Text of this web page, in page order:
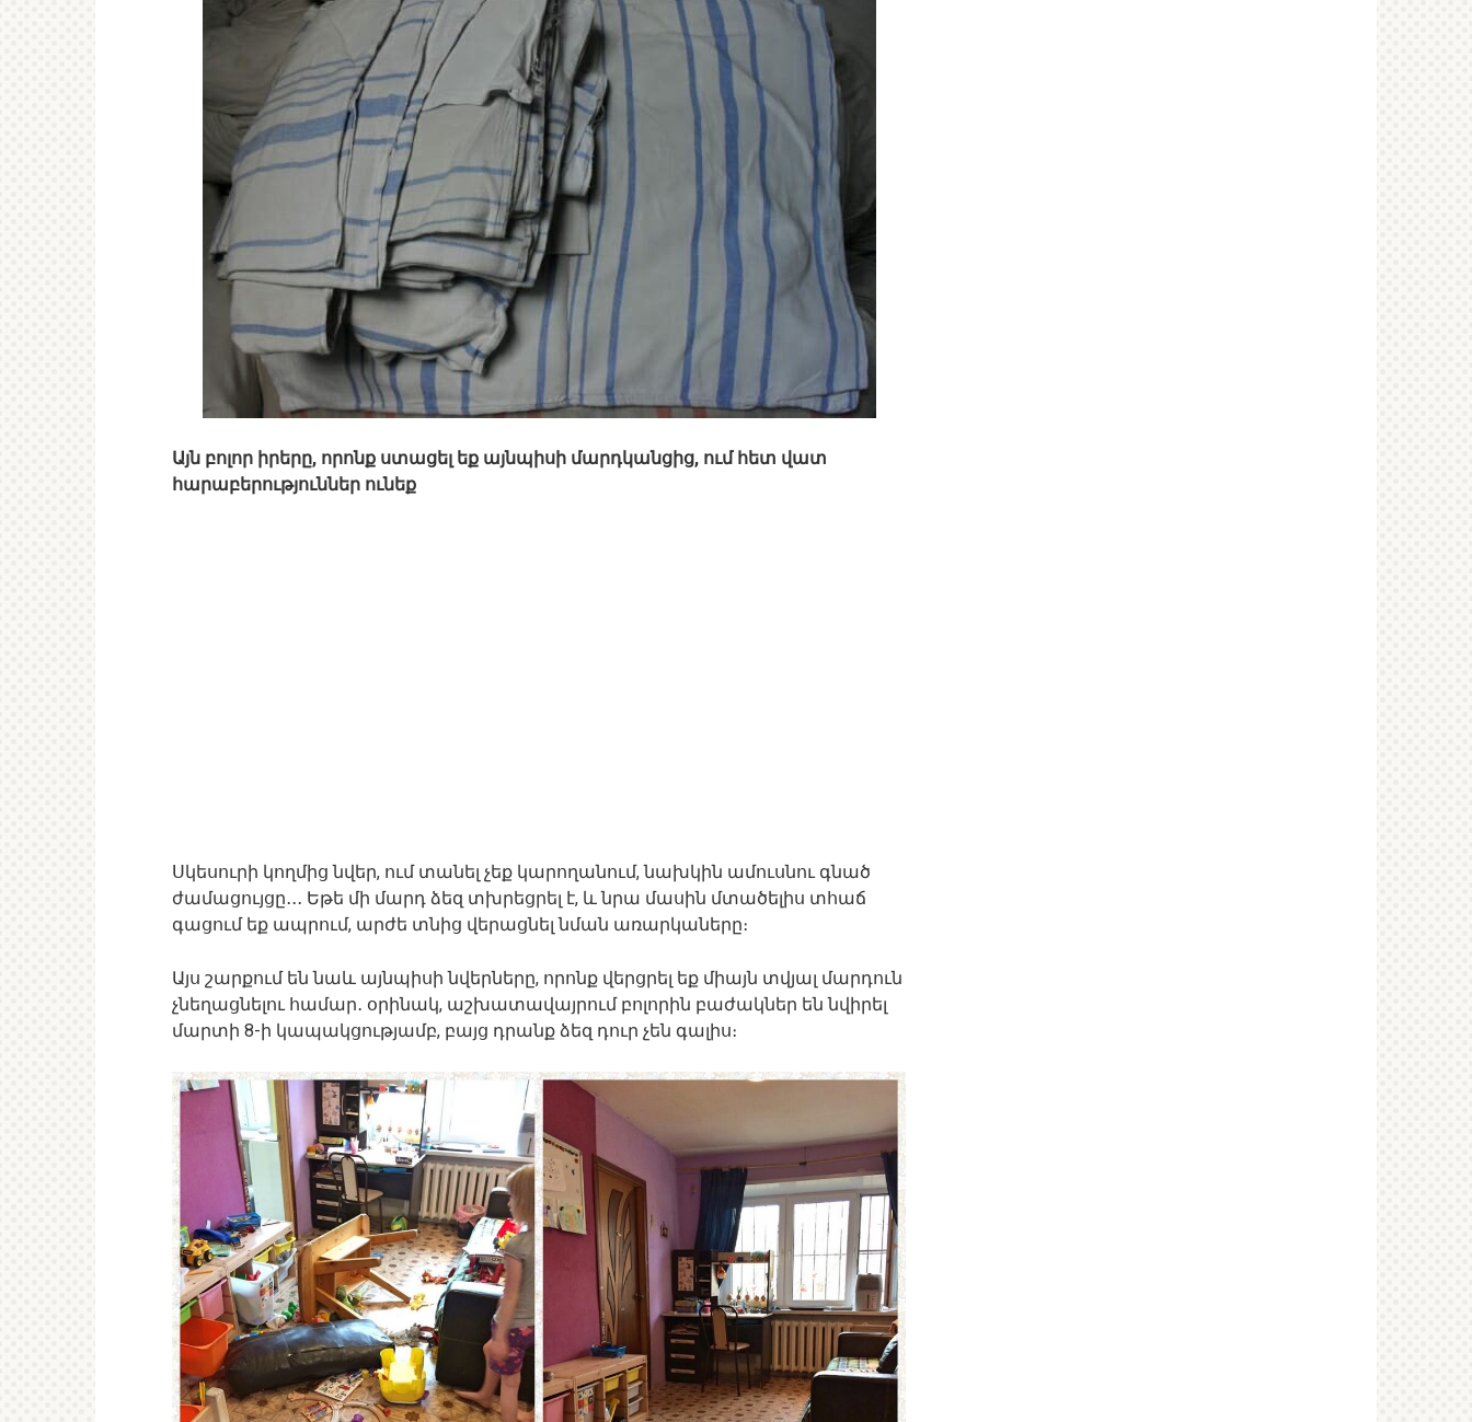
Այն բոլոր իրերը, որոնք ստացել եք այնպիսի մարդկանցից, ում հետ վատ
հարաբերություններ ունեք
Սկեսուրի կողմից նվեր, ում տանել չեք կարողանում, նախկին ամուսնու գնած
ժամացույցը․․․ Եթե մի մարդ ձեզ տխրեցրել է, և նրա մասին մտածելիս տհաճ
գացում եք ապրում, արժե տնից վերացնել նման առարկաները։
Այս շարքում են նաև այնպիսի նվերները, որոնք վերցրել եք միայն տվյալ մարդուն
չնեղացնելու համար․ օրինակ, աշխատավայրում բոլորին բաժակներ են նվիրել
մարտի 8-ի կապակցությամբ, բայց դրանք ձեզ դուր չեն գալիս։